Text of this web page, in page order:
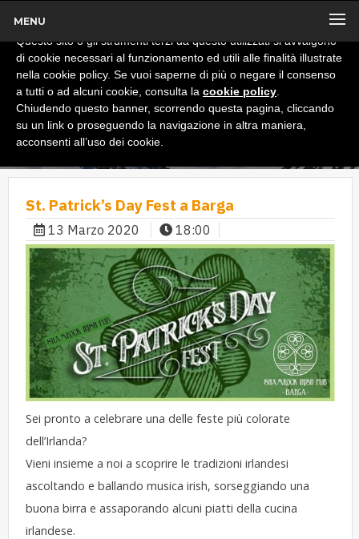
MENU
St. Patrick’s Day Fest a Barga
13 Marzo 2020 18:00
Sei pronto a celebrare una delle feste più colorate
dell’Irlanda?
Vieni insieme a noi a scoprire le tradizioni irlandesi
ascoltando e ballando musica irish, sorseggiando una
buona birra e assaporando alcuni piatti della cucina
irlandese.
x
Informativa
Questo sito o gli strumenti terzi da questo utilizzati si avvalgono
di cookie necessari al funzionamento ed utili alle finalità illustrate
nella cookie policy. Se vuoi saperne di più o negare il consenso
a tutti o ad alcuni cookie, consulta la cookie policy
Chiudendo questo banner, scorrendo questa pagina, cliccando
su un link o proseguendo la navigazione in altra maniera,
acconsenti all’uso dei cookie.